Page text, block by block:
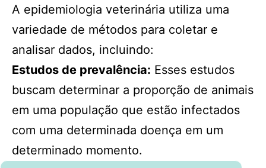
A epidemiologia veterinária utiliza uma
variedade de métodos para coletar e
analisar dados, incluindo:
Estudos de prevalência: Esses estudos
buscam determinar a proporção de animais
em uma população que estão infectados
com uma determinada doença em um
determinado momento.